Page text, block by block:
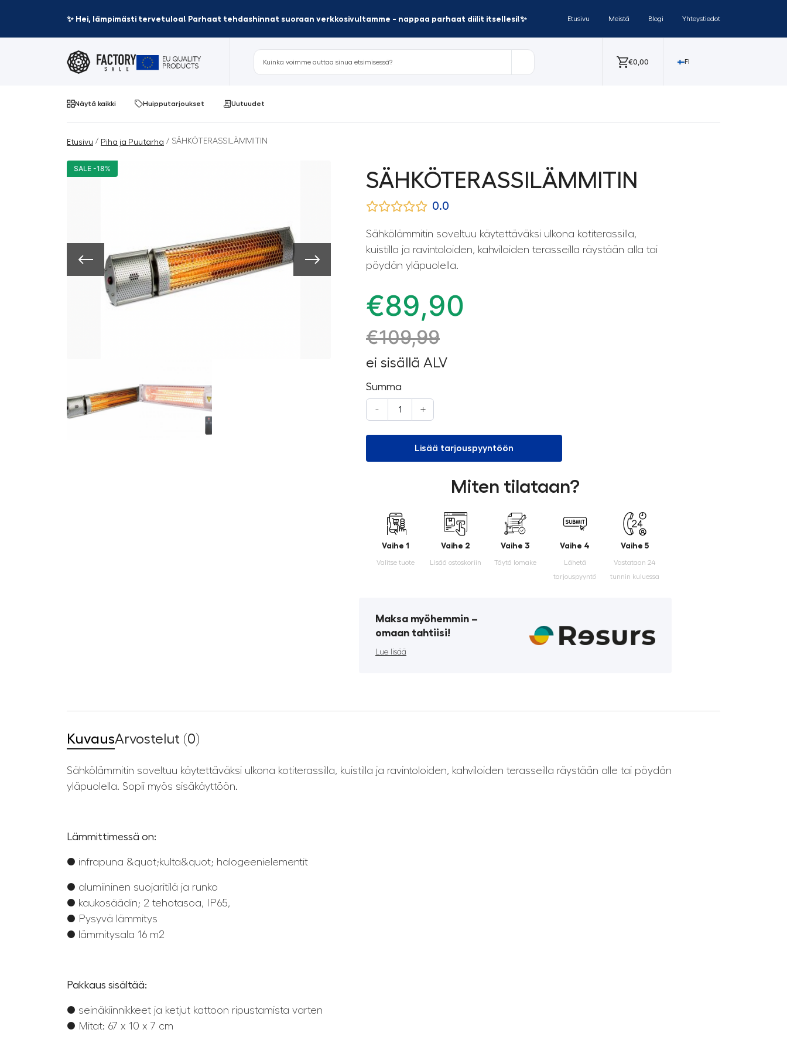
✨ Hei, lämpimästi tervetuloa! Parhaat tehdashinnat suoraan verkkosivultamme - nappaa parhaat diilit itsellesi!✨ Etusivu Meistä Blogi Yhteystiedot
€0,00 FI
Näytä kaikki Huipputarjoukset Uutuudet
Etusivu / Piha ja Puutarha / SÄHKÖTERASSILÄMMITIN
SALE -18%
SÄHKÖTERASSILÄMMITIN
0.0
Sähkölämmitin soveltuu käytettäväksi ulkona kotiterassilla,
kuistilla ja ravintoloiden, kahviloiden terasseilla räystään alla tai
pöydän yläpuolella.
€89,90
€109,99
ei sisällä ALV
Summa
- +
Lisää tarjouspyyntöön
Miten tilataan?
Vaihe 1
Valitse tuote
Vaihe 2
Lisää ostoskoriin
Vaihe 3
Täytä lomake
Vaihe 4
Lähetä
tarjouspyyntö
Vaihe 5
Vastataan 24
tunnin kuluessa
Maksa myöhemmin ­–
omaan tahtiisi!
Lue lisää
KuvausArvostelut (0)
Sähkölämmitin soveltuu käytettäväksi ulkona kotiterassilla, kuistilla ja ravintoloiden, kahviloiden terasseilla räystään alle tai pöydän
yläpuolella. Sopii myös sisäkäyttöön.
Lämmittimessä on:
● infrapuna &quot;kulta&quot; halogeenielementit
● alumiininen suojaritilä ja runko
● kaukosäädin; 2 tehotasoa, IP65,
● Pysyvä lämmitys
● lämmitysala 16 m2
Pakkaus sisältää:
● seinäkiinnikkeet ja ketjut kattoon ripustamista varten
● Mitat: 67 x 10 x 7 cm